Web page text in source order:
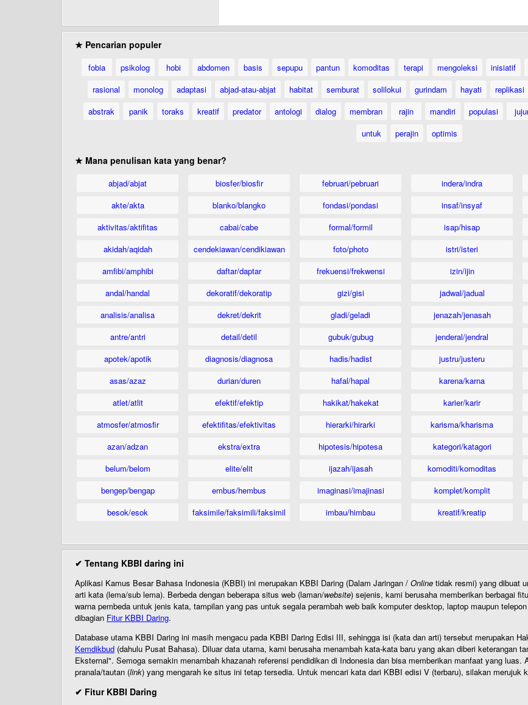
★ Pencarian populer
fobia psikolog hobi abdomen basis sepupu pantun komoditas terapi mengoleksi inisiatif
rasional
monolog adaptasi abjad-atau-abjat habitat semburat solilokui gurindam hayati replikasi
abstrak
panik toraks kreatif predator antologi dialog membran rajin mandiri populasi
untuk
perajin optimis
★ Mana penulisan kata yang benar?
abjad/abjat
akte/akta
aktivitas/aktifitas
akidah/aqidah
amfibi/amphibi
andal/handal
analisis/analisa
antre/antri
apotek/apotik
asas/azaz
atlet/atlit
atmosfer/atmosfir
azan/adzan
belum/belom
bengep/bengap
besok/esok
biosfer/biosfir
blanko/blangko
cabai/cabe
cendekiawan/cendikiawan
daftar/daptar
dekoratif/dekoratip
dekret/dekrit
detail/detil
diagnosis/diagnosa
durian/duren
efektif/efektip
efektifitas/efektivitas
ekstra/extra
elite/elit
embus/hembus
faksimile/faksimili/faksimil
februari/pebruari
fondasi/pondasi
formal/formil
foto/photo
frekuensi/frekwensi
gizi/gisi
gladi/geladi
gubuk/gubug
hadis/hadist
hafal/hapal
hakikat/hakekat
hierarki/hirarki
hipotesis/hipotesa
ijazah/ijasah
imaginasi/imajinasi
imbau/himbau
indera/indra
insaf/insyaf
isap/hisap
istri/isteri
izin/ijin
jadwal/jadual
jenazah/jenasah
jenderal/jendral
justru/justeru
karena/karna
karier/karir
karisma/kharisma
kategori/katagori
komoditi/komoditas
komplet/komplit
kreatif/kreatip
✔ Tentang KBBI daring ini
Aplikasi Kamus Besar Bahasa Indonesia (KBBI) ini merupakan KBBI Daring (Dalam Jaringan / Online tidak resmi) yang dibuat
arti kata (lema/sub lema). Berbeda dengan beberapa situs web (laman/website) sejenis, kami berusaha memberikan berbagai
warna pembeda untuk jenis kata, tampilan yang pas untuk segala perambah web baik komputer desktop, laptop maupun
dibagian Fitur KBBI Daring.
Database utama KBBI Daring ini masih mengacu pada KBBI Daring Edisi III, sehingga isi (kata dan arti) tersebut merupakan
Kemdikbud (dahulu Pusat Bahasa). Diluar data utama, kami berusaha menambah kata-kata baru yang akan diberi keterangan
Eksternal". Semoga semakin menambah khazanah referensi pendidikan di Indonesia dan bisa memberikan manfaat yang
pranala/tautan (link) yang mengarah ke situs ini tetap tersedia. Untuk mencari kata dari KBBI edisi V (terbaru), silakan merujuk
✔ Fitur KBBI Daring